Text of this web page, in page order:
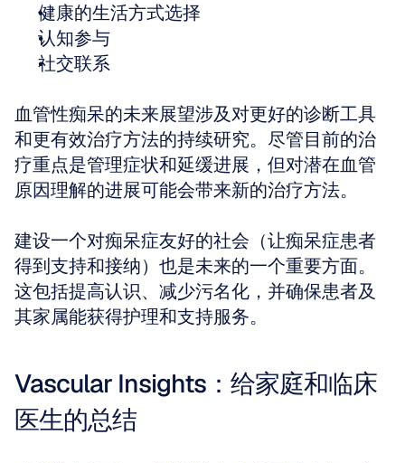
健康的生活方式选择
认知参与
社交联系
血管性痴呆的未来展望涉及对更好的诊断工具
和更有效治疗方法的持续研究。尽管目前的治
疗重点是管理症状和延缓进展，但对潜在血管
原因理解的进展可能会带来新的治疗方法。
建设一个对痴呆症友好的社会（让痴呆症患者
得到支持和接纳）也是未来的一个重要方面。
这包括提高认识、减少污名化，并确保患者及
其家属能获得护理和支持服务。
Vascular Insights：给家庭和临床
医生的总结